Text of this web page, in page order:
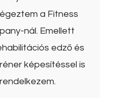
a Fitness
nál. Emellett
edző és
képesítéssel is
rendelkezem.